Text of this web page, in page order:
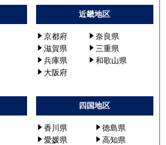
近畿地区
京都府
奈良県
滋賀県
三重県
兵庫県
和歌山県
大阪府
四国地区
香川県
徳島県
愛媛県
高知県